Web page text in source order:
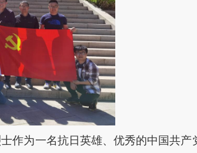
作为一名抗日英雄、优秀的中国共产